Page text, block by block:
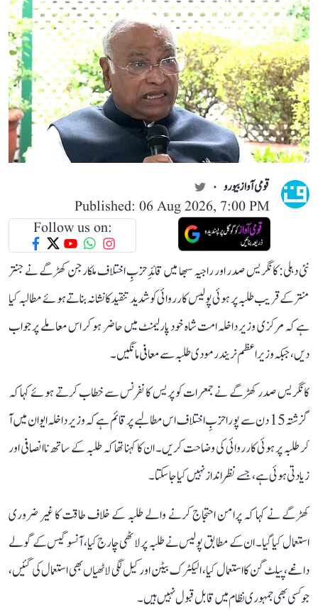
قومی آواز بیورو
Published: 06 Aug 2026, 7:00 PM
Follow us on:
نئی دہلی: کانگریس صدر اور راجیہ سبھا میں قائدِ حزبِ اختلاف ملکارجن کھڑگے نے جنتر
منتر کے قریب طلبہ پر ہوئی پولیس کارروائی کو شدید تنقید کا نشانہ بناتے ہوئے مطالبہ کیا
ہے کہ مرکزی وزیر داخلہ امت شاہ خود پارلیمنٹ میں حاضر ہو کر اس معاملے پر جواب
دیں، جبکہ وزیر اعظم نریندر مودی طلبہ سے معافی مانگیں۔
کانگریس صدر کھڑگے نے جمعرات کو پریس کانفرنس سے خطاب کرتے ہوئے کہا کہ
گزشتہ 15 دن سے پورا حزبِ اختلاف اس مطالبے پر قائم ہے کہ وزیر داخلہ ایوان میں آ
کر طلبہ پر ہوئی کارروائی کی وضاحت کریں۔ ان کا کہنا تھا کہ طلبہ کے ساتھ ناانصافی اور
زیادتی ہوئی ہے، جسے نظر انداز نہیں کیا جا سکتا۔
کھڑگے نے کہا کہ پرامن احتجاج کرنے والے طلبہ کے خلاف طاقت کا غیر ضروری
استعمال کیا گیا۔ ان کے مطابق پولیس نے طلبہ پر لاٹھی چارج کیا، آنسو گیس کے گولے
داغے، پیلٹ گن کا استعمال کیا، الیکٹرک بیٹن اور کیل لگی لاٹھیاں بھی استعمال کی گئیں،
جو کسی بھی جمہوری نظام میں قابل قبول نہیں ہیں۔